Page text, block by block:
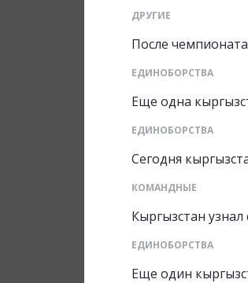
ДРУГИЕ
После
ЕДИНОБОРСТВА
Еще одна
ЕДИНОБОРСТВА
Сегодня
КОМАНДНЫЕ
Кыргызстан
ЕДИНОБОРСТВА
Еще один